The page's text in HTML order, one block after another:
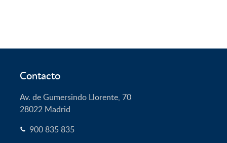
Contacto
Av. de Gumersindo Llorente, 70
28022 Madrid
900 835 835